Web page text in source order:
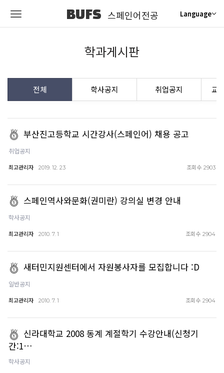
BUFS 스페인어전공 Language
학과게시판
전체 학사공지 취업공지 교
부산진고등학교 시간강사(스페인어) 채용 공고
취업공지
최고관리자 2019. 12. 23 조회수 2903
스페인역사와문화(권미란) 강의실 변경 안내
학사공지
최고관리자 2010. 7. 1 조회수 2904
새터민지원센터에서 자원봉사자를 모집합니다 :D
일반공지
최고관리자 2010. 7. 1 조회수 2904
신라대학교 2008 동계 계절학기 수강안내(신청기
간:1…
학사공지